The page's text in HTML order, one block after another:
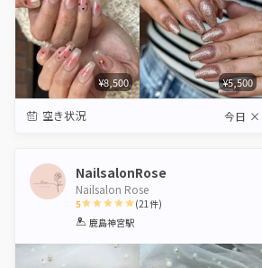
¥8,500 ¥5,500
空き状況 今日 ×
NailsalonRose
Nailsalon Rose
5
1 2 3 4 5
(21件)
鹿島神宮駅